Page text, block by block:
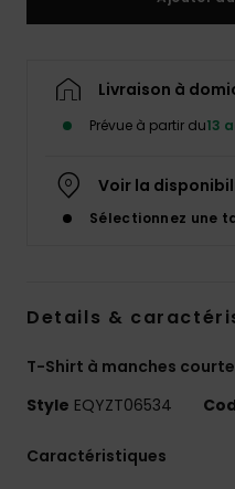
Livraison à
Prévue à partir du13
Voir la
Sélectionnez une
Details &
T-Shirt à manches
Style EQYZT06534
Caractéristiques